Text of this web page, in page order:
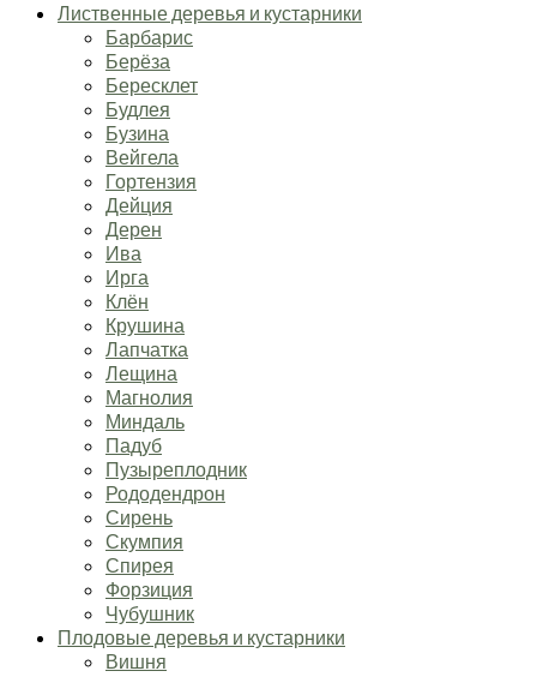
Лиственные деревья и кустарники
Барбарис
Берёза
Бересклет
Будлея
Бузина
Вейгела
Гортензия
Дейция
Дерен
Ива
Ирга
Клён
Крушина
Лапчатка
Лещина
Магнолия
Миндаль
Падуб
Пузыреплодник
Рододендрон
Сирень
Скумпия
Спирея
Форзиция
Чубушник
Плодовые деревья и кустарники
Вишня